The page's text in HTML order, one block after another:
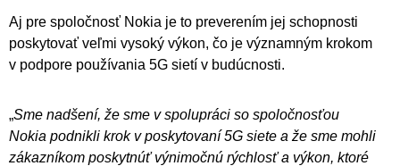
Aj pre spoločnosť Nokia je to preverením jej schopnosti
poskytovať veľmi vysoký výkon, čo je významným krokom
v podpore používania 5G sietí v budúcnosti.
„Sme nadšení, že sme v spolupráci so spoločnosťou
Nokia podnikli krok v poskytovaní 5G siete a že sme mohli
zákazníkom poskytnúť výnimočnú rýchlosť a výkon, ktoré